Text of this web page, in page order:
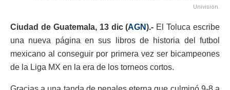
Univisión.
Ciudad de Guatemala, 13 dic (AGN).- El Toluca escribe
una nueva página en sus libros de historia del futbol
mexicano al conseguir por primera vez ser bicampeones
de la Liga MX en la era de los torneos cortos.